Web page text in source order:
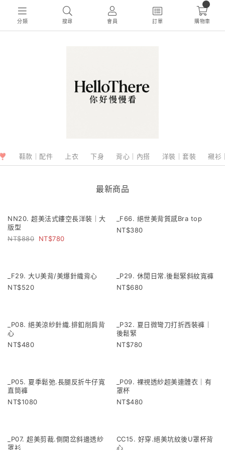
分類 搜尋 會員 訂單 購物車
鞋款｜配件 上衣 下身 背心｜內搭 洋裝｜套裝 襯衫
最新商品
880
780